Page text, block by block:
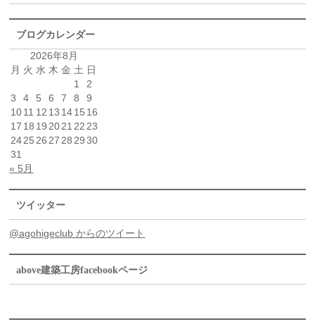
ブログカレンダー
2026年8月
月 火 水 木 金 土 日
1
2
3
4 5 6 7 8
9
1011 12 13 1415 16
17 18 19 2021 22 23
2425 26 27 28 29 30
31
« 5月
ツイッター
@agohigeclub からのツイート
above建築工房facebookページ